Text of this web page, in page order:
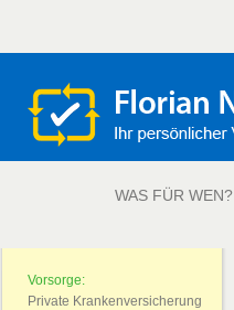
WAS FÜR WEN?
Vorsorge:
Private Krankenversicherung